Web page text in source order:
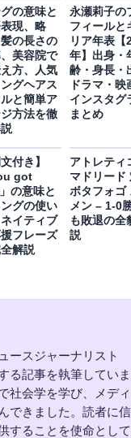
の意味と
現、略
の長さの
美容院で
方、人気
グヘアス
と簡単ア
方法を徹
永瀬莉子の
フィールと
リア年表【
年】出身・
齢・身長・
ドラマ・映
インスタグ
まとめ
文付き】
got
の意味と
グの使い
イティブ
フレーズ
解説
アトレティ
マドリード
ボタフォゴ
メン – 1-0
も敗退の全
説
ースジャーナリスト
る記事を執筆していま
社会学を学び、メディ
できました。読者に信
することを使命として